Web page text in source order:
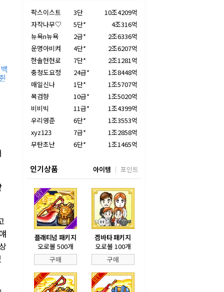
팍스이스트 3단
10조4209억
자작나무♡
5단*
4조316억
뉴욕n뉴욕
2급*
2조6336억
운명아비켜
4단*
2조6207억
한솔현현로
7단*
2조1281억
충청도요정
24급*
1조8448억
매일신나
1단*
1조5707억
목검향
10급*
1조5020억
비비빅
11급*
1조4399억
우리영준
6단*
1조3553억
xyz123
7급*
1조2858억
무탄초난
6단* 1조1465억
인기상품 아이템 포인트
플래티넘 패키지
오로볼 500개
구매
겜바타 패키지
오로볼 100개
구매